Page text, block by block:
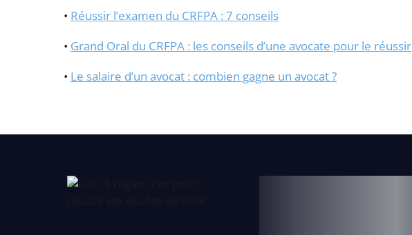
• Réussir l’examen du CRFPA : 7 conseils
• Grand Oral du CRFPA : les conseils d’une avocate pour le réussir
• Le salaire d’un avocat : combien gagne un avocat ?